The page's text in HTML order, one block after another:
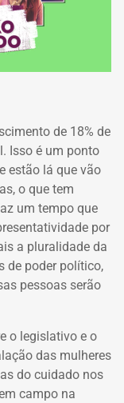
de 18% de
Isso é um ponto
estão lá que vão
o que tem
um tempo que
por
a pluralidade da
de poder político,
pessoas serão
o legislativo e o
das mulheres
do cuidado nos
campo na